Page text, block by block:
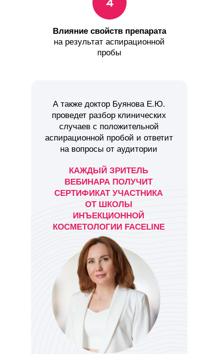
Влияние свойств препарата
на результат аспирационной
пробы
А также доктор Буянова Е.Ю.
проведет разбор клинических
случаев с положительной
аспирационной пробой и ответит
на вопросы от аудитории
КАЖДЫЙ ЗРИТЕЛЬ
ВЕБИНАРА ПОЛУЧИТ
СЕРТИФИКАТ УЧАСТНИКА
ОТ ШКОЛЫ
ИНЪЕКЦИОННОЙ
КОСМЕТОЛОГИИ FACELINE